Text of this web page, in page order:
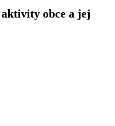
obce a jej